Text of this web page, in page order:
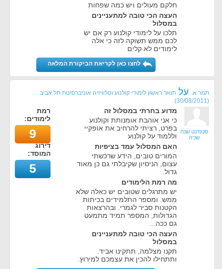
חלקם מעולים ויש כמה שפחות
העצה הכי טובה למתעניינים
במסלול
תלכו על לימודי קולנוע רק אם יש
לכם ממש תשוקה לזה כי אלה
לימודים לא קלים
לחצו כאן לקריאת הביקורת המלאה
תמר א. על תואר ראשון לימודי קולנוע וטלוויזיה אוניברסיטת תל אביב
(
30/08/2011
)
סטודנט שנה
שניה
מדוע בחרתי במסלול זה
כי אני אוהבת אומנותת וקולנוע
בפרט, רציתי להרחיב את אופקיי
וללמוד על קולנוע
האם המסלול עמד בציפיות
המורים טובים, הידע שרכשתי
עצום, הניסיון שקיבלתי גם כן מאוד
גדול.
מה רמת הלימודים
יש מתרגלים שטובים יש כאלה שלא
ממש. ומספר התלמידים בכיתות
הקטנות סביר לגמרי. ובהרצאות
הגדולות, המספר תמיד מתמעט
גם ככה...
העצה הכי טובה למתעניינים
במסלול
תקנו מצלמה, תתקינו אביד.
ותתחילו להכין את עצמכם למירוץ.
רמת
לימודים:
9
דירוג
המוסד:
5